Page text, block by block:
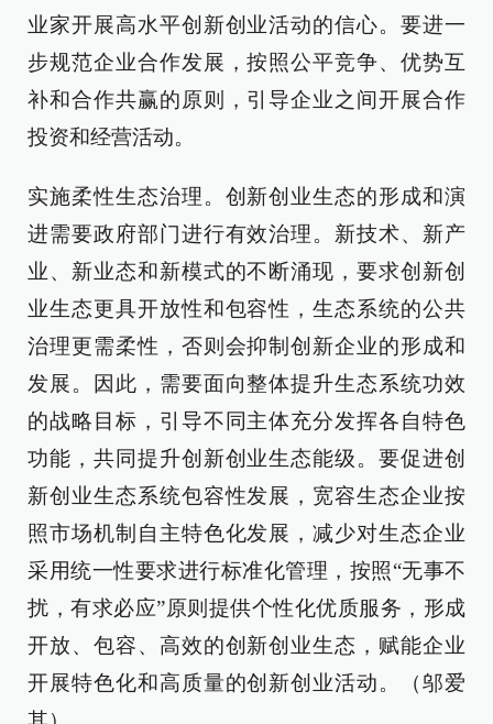
业家开展高水平创新创业活动的信心。要进一
步规范企业合作发展，按照公平竞争、优势互
补和合作共赢的原则，引导企业之间开展合作
投资和经营活动。
实施柔性生态治理。创新创业生态的形成和演
进需要政府部门进行有效治理。新技术、新产
业、新业态和新模式的不断涌现，要求创新创
业生态更具开放性和包容性，生态系统的公共
治理更需柔性，否则会抑制创新企业的形成和
发展。因此，需要面向整体提升生态系统功效
的战略目标，引导不同主体充分发挥各自特色
功能，共同提升创新创业生态能级。要促进创
新创业生态系统包容性发展，宽容生态企业按
照市场机制自主特色化发展，减少对生态企业
采用统一性要求进行标准化管理，按照“无事不
扰，有求必应”原则提供个性化优质服务，形成
开放、包容、高效的创新创业生态，赋能企业
开展特色化和高质量的创新创业活动。（邬爱